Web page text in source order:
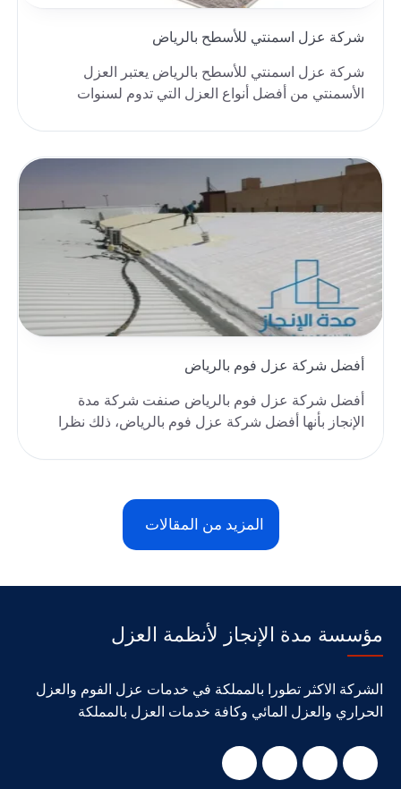
شركة عزل اسمنتي للأسطح بالرياض
شركة عزل اسمنتي للأسطح بالرياض يعتبر العزل
الأسمنتي من أفضل أنواع العزل التي تدوم لسنوات
أفضل شركة عزل فوم بالرياض
أفضل شركة عزل فوم بالرياض صنفت شركة مدة
الإنجاز بأنها أفضل شركة عزل فوم بالرياض، ذلك نظرا
المزيد من المقالات
مؤسسة مدة الإنجاز لأنظمة العزل
الشركة الاكثر تطورا بالمملكة في خدمات عزل الفوم والعزل
الحراري والعزل المائي وكافة خدمات العزل بالمملكة